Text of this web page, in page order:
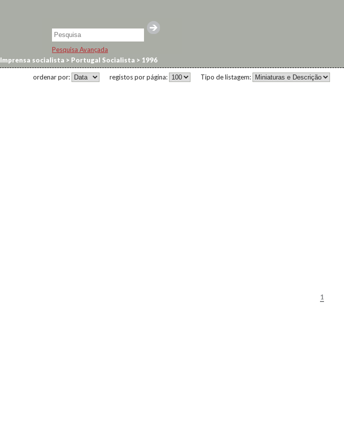
Pesquisa Avançada
Imprensa socialista > Portugal Socialista > 1996
Tipo de listagem:
registos por página:
ordenar por:
1